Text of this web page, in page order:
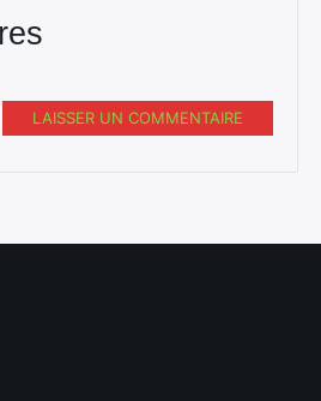
LAISSER UN COMMENTAIRE